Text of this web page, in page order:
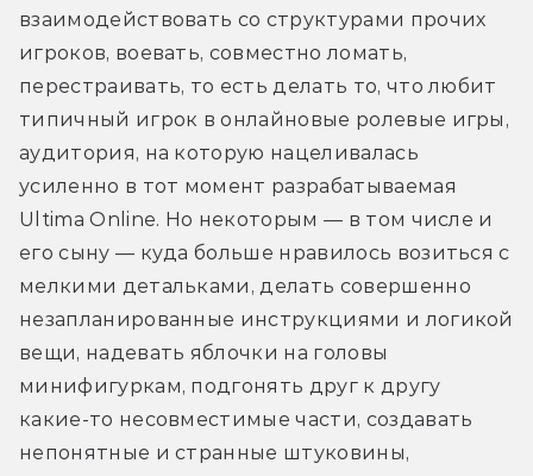
взаимодействовать со структурами прочих
игроков, воевать, совместно ломать,
перестраивать, то есть делать то, что любит
типичный игрок в онлайновые ролевые игры,
аудитория, на которую нацеливалась
усиленно в тот момент разрабатываемая
Ultima Online. Но некоторым — в том числе и
его сыну — куда больше нравилось возиться с
мелкими детальками, делать совершенно
незапланированные инструкциями и логикой
вещи, надевать яблочки на головы
минифигуркам, подгонять друг к другу
какие-то несовместимые части, создавать
непонятные и странные штуковины,